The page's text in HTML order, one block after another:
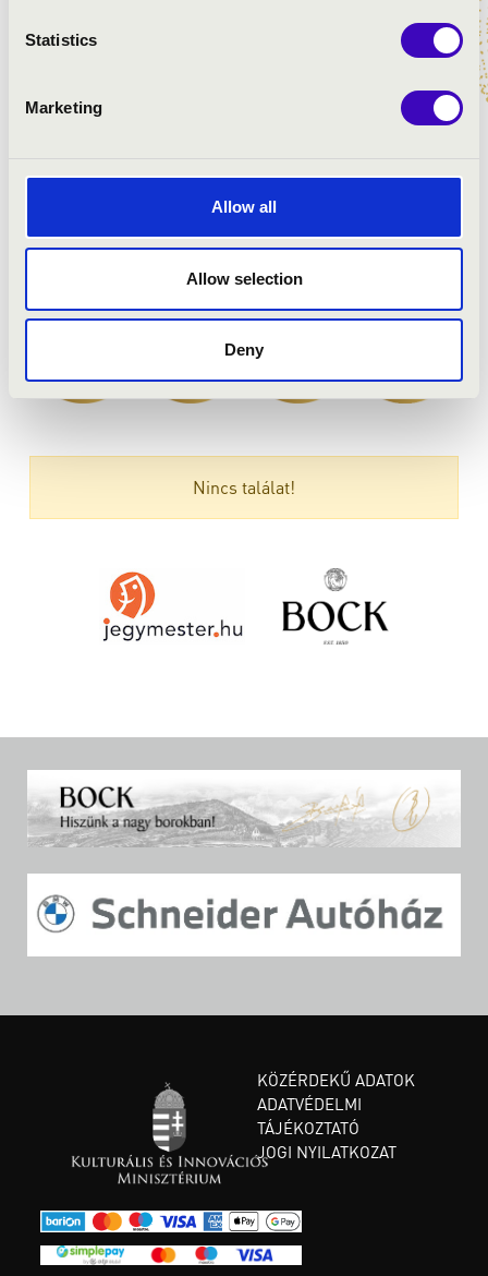
Statistics
Marketing
Allow all
Allow selection
Deny
INGYENES
KATTINTS A PROGRAMOKÉRT!
Nincs találat!
KÖZÉRDEKŰ ADATOK
ADATVÉDELMI
TÁJÉKOZTATÓ
JOGI NYILATKOZAT